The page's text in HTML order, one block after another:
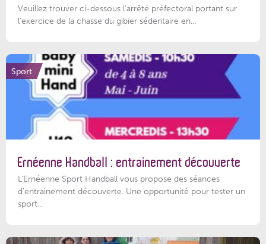
Veuillez trouver ci-dessous l'arrêté préfectoral portant sur
l'exercice de la chasse du gibier sédentaire en...
Sport
Ernéenne Handball : entrainement découverte
L'Ernéenne Sport Handball vous propose des séances
d'entrainement découverte. Une opportunité pour tester un
sport...